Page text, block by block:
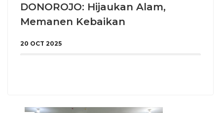
DONOROJO: Hijaukan Alam,
Memanen Kebaikan
20 OCT 2025